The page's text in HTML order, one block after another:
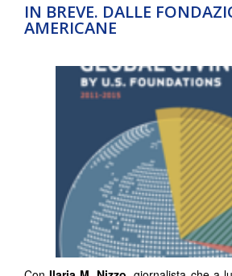
IN BREVE. DALLE
AMERICANE